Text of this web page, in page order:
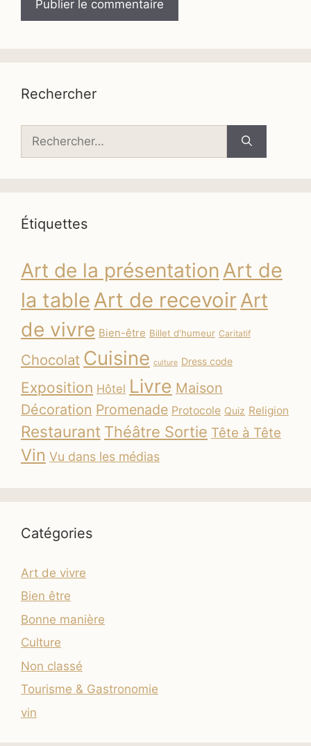
Rechercher
Étiquettes
Art de la présentation Art de
la table Art de recevoirArt
de vivre Bien-être Billet d'humeur Caritatif
Chocolat Cuisine culture Dress code
Exposition Hôtel Livre Maison
Décoration Promenade Protocole Quiz Religion
Restaurant Théâtre Sortie Tête à Tête
Vin Vu dans les médias
Catégories
Art de vivre
Bien être
Bonne manière
Culture
Non classé
Tourisme & Gastronomie
vin